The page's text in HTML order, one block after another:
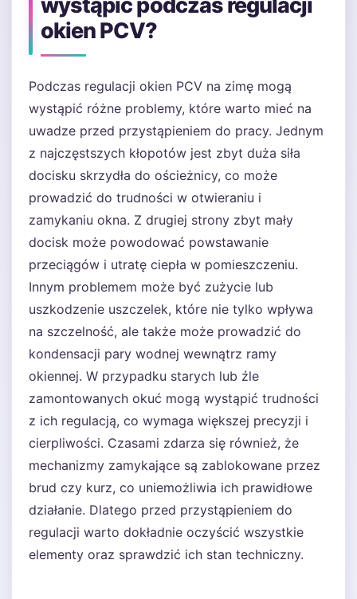
okien PCV?
Podczas regulacji okien PCV na zimę mogą
wystąpić różne problemy, które warto mieć na
uwadze przed przystąpieniem do pracy. Jednym
z najczęstszych kłopotów jest zbyt duża siła
docisku skrzydła do ościeżnicy, co może
prowadzić do trudności w otwieraniu i
zamykaniu okna. Z drugiej strony zbyt mały
docisk może powodować powstawanie
przeciągów i utratę ciepła w pomieszczeniu.
Innym problemem może być zużycie lub
uszkodzenie uszczelek, które nie tylko wpływa
na szczelność, ale także może prowadzić do
kondensacji pary wodnej wewnątrz ramy
okiennej. W przypadku starych lub źle
zamontowanych okuć mogą wystąpić trudności
z ich regulacją, co wymaga większej precyzji i
cierpliwości. Czasami zdarza się również, że
mechanizmy zamykające są zablokowane przez
brud czy kurz, co uniemożliwia ich prawidłowe
działanie. Dlatego przed przystąpieniem do
regulacji warto dokładnie oczyścić wszystkie
elementy oraz sprawdzić ich stan techniczny.